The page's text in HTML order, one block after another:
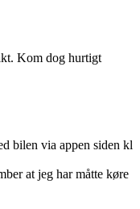
Kom dog hurtigt
bilen via appen siden kl
at jeg har måtte køre